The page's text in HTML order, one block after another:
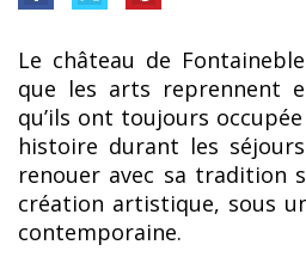
Le château de
que les arts reprennent
qu’ils ont toujours
histoire durant les
renouer avec sa tradition
création artistique, sous
contemporaine.